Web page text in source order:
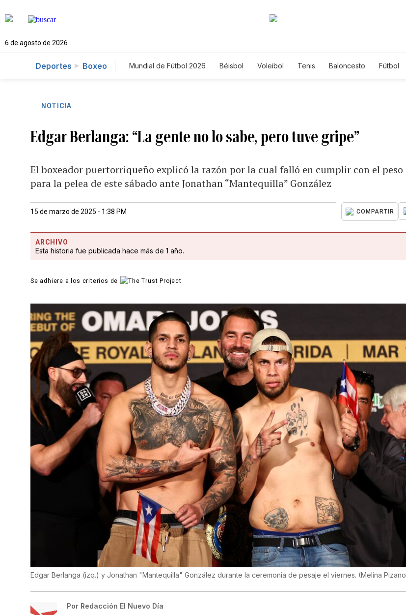
6 de agosto de 2026
Deportes Boxeo Mundial de Fútbol 2026 Béisbol Voleibol Tenis Baloncesto Fútbol
NOTICIA
Edgar Berlanga: “La gente no lo sabe, pero tuve gripe”
El boxeador puertorriqueño explicó la razón por la cual falló en cumplir con el peso
para la pelea de este sábado ante Jonathan “Mantequilla” González
15 de marzo de 2025 - 1:38 PM COMPARTIR
ARCHIVO
Esta historia fue publicada hace más de 1 año.
Se adhiere a los criterios de
Edgar Berlanga (izq.) y Jonathan "Mantequilla" González durante la ceremonia de pesaje el viernes. (Melina Pizano
Por Redacción El Nuevo Día